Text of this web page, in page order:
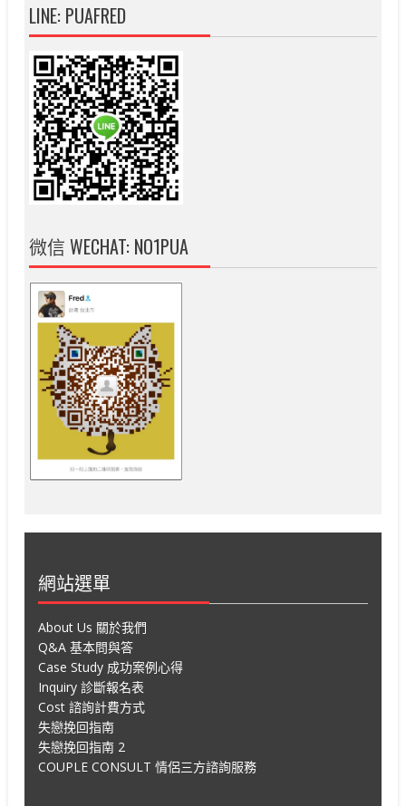
LINE: PUAFRED
微信 WECHAT: NO1PUA
網站選單
About Us 關於我們
Q&A 基本問與答
Case Study 成功案例心得
Inquiry 診斷報名表
Cost 諮詢計費方式
失戀挽回指南
失戀挽回指南 2
COUPLE CONSULT 情侶三方諮詢服務